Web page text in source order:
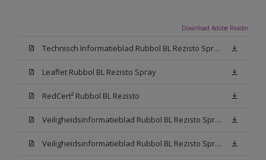
Download Adobe Reader
Technisch Informatieblad Rubbol BL Rezisto Spray (PDF)
Leaflet Rubbol BL Rezisto Spray
RedCert² Rubbol BL Rezisto
Veiligheidsinformatieblad Rubbol BL Rezisto Spray W05 (MSDS)
Veiligheidsinformatieblad Rubbol BL Rezisto Spray N00 (MSDS)